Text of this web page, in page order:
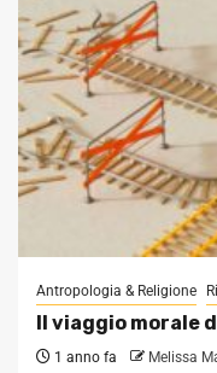
Antropologia & Religione
Il viaggio morale
1 anno fa Melissa